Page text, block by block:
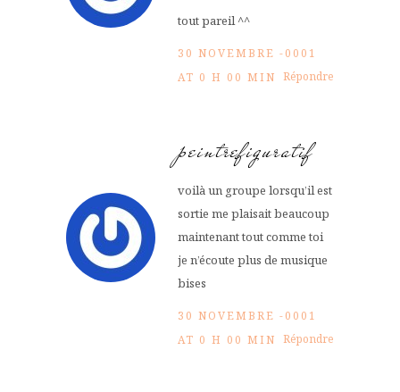
tout pareil ^^
30 NOVEMBRE -0001
AT 0 H 00 MIN Répondre
peintrefiguratif
voilà un groupe lorsqu’il est
sortie me plaisait beaucoup
maintenant tout comme toi
je n’écoute plus de musique
bises
30 NOVEMBRE -0001
AT 0 H 00 MIN Répondre